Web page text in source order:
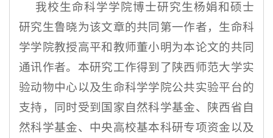
我校生命科学学院博士研究生杨娟和硕士
研究生鲁晓为该文章的共同第一作者，生命科
学学院教授高平和教师董小明为本论文的共同
通讯作者。本研究工作得到了陕西师范大学实
验动物中心以及生命科学学院公共实验平台的
支持，同时受到国家自然科学基金、陕西省自
然科学基金、中央高校基本科研专项资金以及